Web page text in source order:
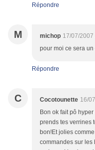
Répondre
M michop 17/07/2007
pour moi ce sera un
Répondre
C Cocotounette 16/
Bon ok fait pô
prends tes verrines
bon!Et jolies
commandes sur les